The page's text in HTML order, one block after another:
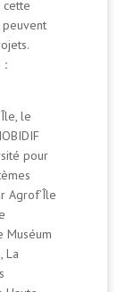
:
le
pour
Agrof’Île
Muséum
La